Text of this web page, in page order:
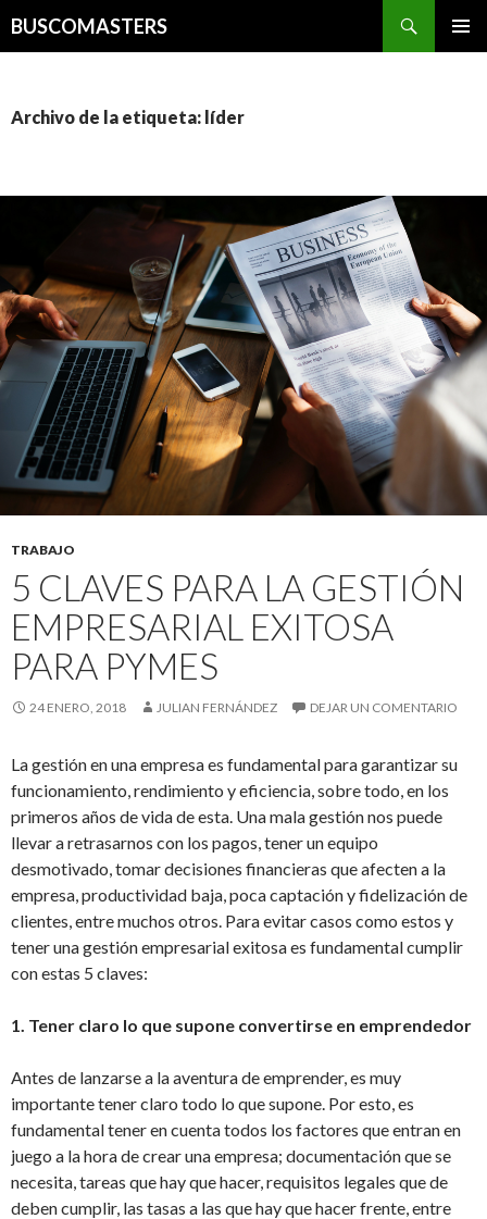
BUSCOMASTERS
Archivo de la etiqueta: líder
TRABAJO
5 CLAVES PARA LA GESTIÓN
EMPRESARIAL EXITOSA
PARA PYMES
24 ENERO, 2018 JULIAN FERNÁNDEZ DEJAR UN COMENTARIO
La gestión en una empresa es fundamental para garantizar su
funcionamiento, rendimiento y eficiencia, sobre todo, en los
primeros años de vida de esta. Una mala gestión nos puede
llevar a retrasarnos con los pagos, tener un equipo
desmotivado, tomar decisiones financieras que afecten a la
empresa, productividad baja, poca captación y fidelización de
clientes, entre muchos otros. Para evitar casos como estos y
tener una gestión empresarial exitosa es fundamental cumplir
con estas 5 claves:
1. Tener claro lo que supone convertirse en emprendedor
Antes de lanzarse a la aventura de emprender, es muy
importante tener claro todo lo que supone. Por esto, es
fundamental tener en cuenta todos los factores que entran en
juego a la hora de crear una empresa; documentación que se
necesita, tareas que hay que hacer, requisitos legales que de
deben cumplir, las tasas a las que hay que hacer frente, entre